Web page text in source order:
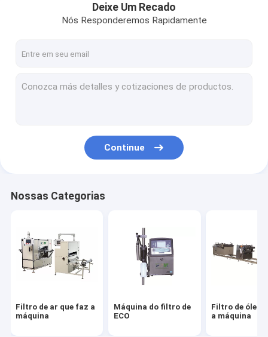
Faca que plissa a máquina
Máquina de plissamento giratória
Máquina de soldadura do filtro
Papel de filtro de HEPA
Filtro de ar do plutônio
Filtro da fibra do metal
Deixe Um Recado
Nós Responderemos Rapidamente
Continue
Nossas Categorias
Filtro de ar que faz a
máquina
Máquina do filtro de
ECO
Filtro de óleo
a máquina